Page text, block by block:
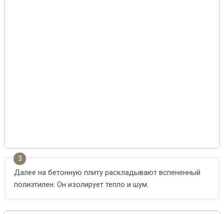
Далее на бетонную плиту раскладывают вспененный
полиэтилен. Он изолирует тепло и шум.